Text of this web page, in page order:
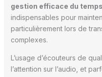
gestion efficace du temps
indispensables pour
particulièrement lors de
complexes.
L’usage d’écouteurs de
l’attention sur l’audio, et